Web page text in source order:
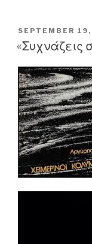
POSTED
ON
SEPTEMBER
«Συχνάζεις